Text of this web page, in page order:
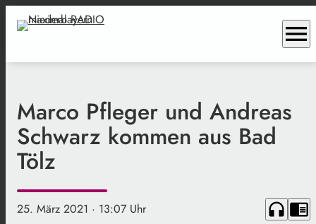
menu
Marco Pfleger und Andreas
Schwarz kommen aus Bad
Tölz
25. März 2021 · 13:07 Uhr headphones chrome_reader_mode